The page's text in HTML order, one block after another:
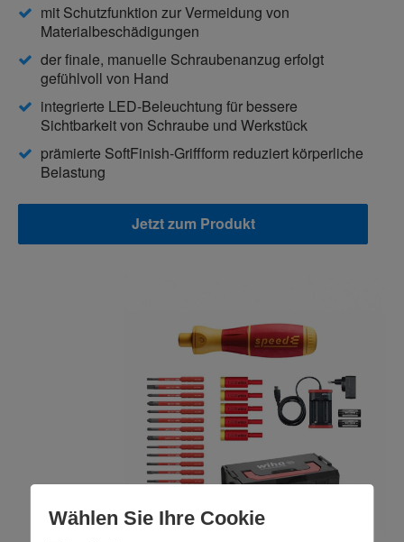
mit Schutzfunktion zur Vermeidung von
Materialbeschädigungen
der finale, manuelle Schraubenanzug erfolgt
gefühlvoll von Hand
integrierte LED-Beleuchtung für bessere
Sichtbarkeit von Schraube und Werkstück
prämierte SoftFinish-Griffform reduziert körperliche
Belastung
Jetzt zum Produkt
Wählen Sie Ihre Cookie